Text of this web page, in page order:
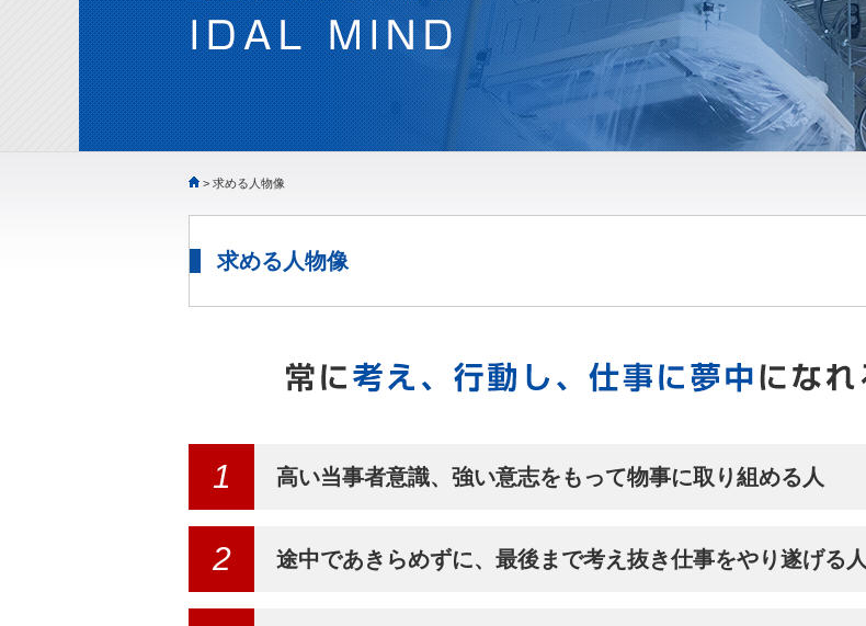
> 求める人物像
求める人物像
1 高い当事者意識、強い意志をもって物事に取り組める人
2 途中であきらめずに、最後まで考え抜き仕事をやり遂げる人